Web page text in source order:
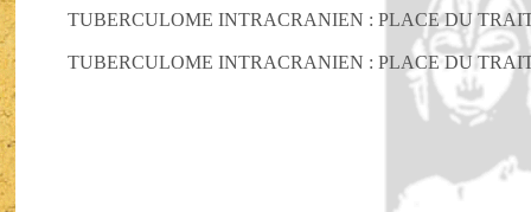
TUBERCULOME INTRACRANIEN : PLACE DU
TUBERCULOME INTRACRANIEN : PLACE DU